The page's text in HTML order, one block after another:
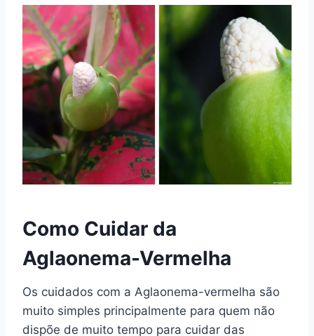
Como Cuidar da
Aglaonema-Vermelha
Os cuidados com a Aglaonema-vermelha são
muito simples principalmente para quem não
dispõe de muito tempo para cuidar das